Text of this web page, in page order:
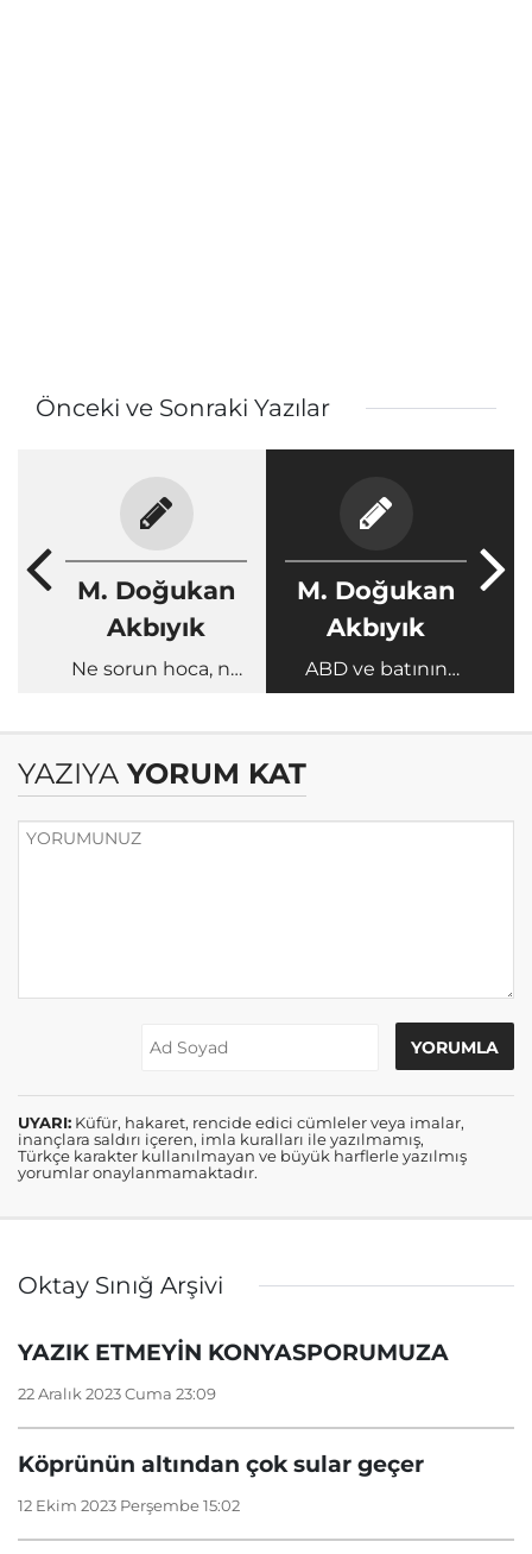
Önceki ve Sonraki Yazılar
M. Doğukan
Akbıyık
Ne sorun hoca, ne
M. Doğukan
Akbıyık
ABD ve batının
çöküşü yakın!
YAZIYA YORUM KAT
UYARI: Küfür, hakaret, rencide edici cümleler veya imalar,
inançlara saldırı içeren, imla kuralları ile yazılmamış,
Türkçe karakter kullanılmayan ve büyük harflerle yazılmış
yorumlar onaylanmamaktadır.
Oktay Sınığ Arşivi
YAZIK ETMEYİN KONYASPORUMUZA
22 Aralık 2023 Cuma 23:09
Köprünün altından çok sular geçer
12 Ekim 2023 Perşembe 15:02